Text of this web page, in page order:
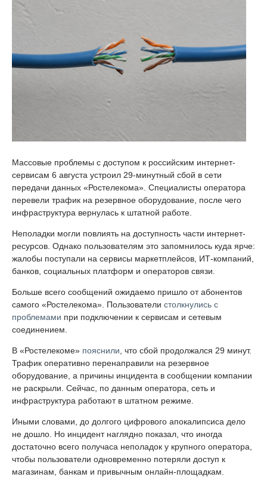
Массовые проблемы с доступом к российским интернет-
сервисам 6 августа устроил 29-минутный сбой в сети
передачи данных «Ростелекома». Специалисты оператора
перевели трафик на резервное оборудование, после чего
инфраструктура вернулась к штатной работе.
Неполадки могли повлиять на доступность части интернет-
ресурсов. Однако пользователям это запомнилось куда ярче:
жалобы поступали на сервисы маркетплейсов, ИТ-компаний,
банков, социальных платформ и операторов связи.
Больше всего сообщений ожидаемо пришло от абонентов
самого «Ростелекома». Пользователи столкнулись с
проблемами при подключении к сервисам и сетевым
соединением.
В «Ростелекоме» пояснили , что сбой продолжался 29 минут.
Трафик оперативно перенаправили на резервное
оборудование, а причины инцидента в сообщении компании
не раскрыли. Сейчас, по данным оператора, сеть и
инфраструктура работают в штатном режиме.
Иными словами, до долгого цифрового апокалипсиса дело
не дошло. Но инцидент наглядно показал, что иногда
достаточно всего получаса неполадок у крупного оператора,
чтобы пользователи одновременно потеряли доступ к
магазинам, банкам и привычным онлайн-площадкам.